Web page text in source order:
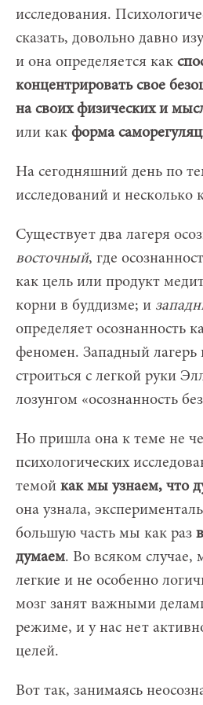
исследования.
сказать, довольно давно
и она определяется как
концентрировать свое
на своих физических и
или как форма
На сегодняшний день по
исследований и несколько
Существует два лагеря
восточный, где
как цель или продукт
корни в буддизме; и
определяет осознанность
феномен. Западный лагерь
строиться с легкой руки
лозунгом «осознанность
Но пришла она к теме не
психологических
темой как мы узнаем, что
она узнала,
большую часть мы как раз
думаем. Во всяком случае,
легкие и не особенно
мозг занят важными
режиме, и у нас нет
целей.
Вот так, занимаясь